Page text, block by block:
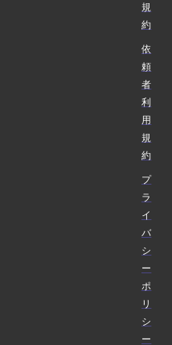
規
約
依
頼
者
利
用
規
約
プ
ラ
イ
バ
シ
ー
ポ
リ
シ
ー